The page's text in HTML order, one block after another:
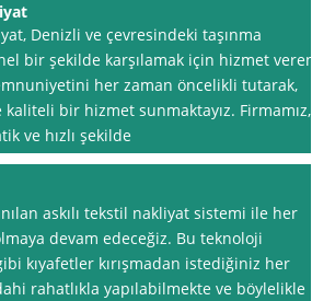
Denizli ve çevresindeki taşınma
bir şekilde karşılamak için hizmet veren
her zaman öncelikli tutarak,
bir hizmet sunmaktayız. Firmamız,
ve hızlı şekilde
askılı tekstil nakliyat sistemi ile her
devam edeceğiz. Bu teknoloji
kıyafetler kırışmadan istediğiniz her
rahatlıkla yapılabilmekte ve böylelikle